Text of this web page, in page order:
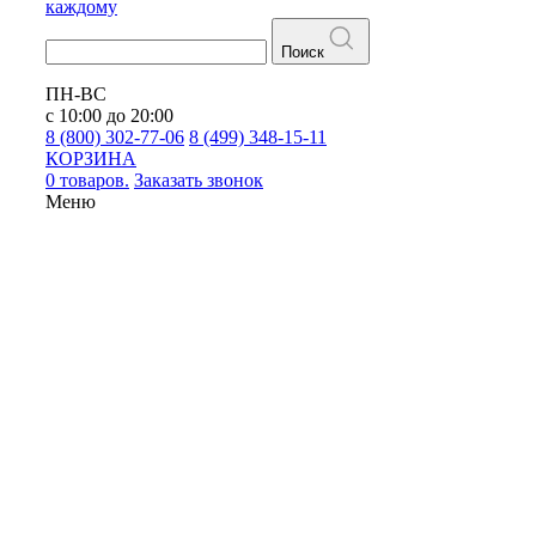
каждому
Поиск
ПН-ВС
с 10:00 до 20:00
8 (800) 302-77-06 8 (499) 348-15-11
КОРЗИНА
0 товаров. Заказать звонок
Меню